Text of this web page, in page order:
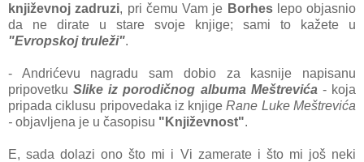
književnoj zadruzi, pri čemu Vam je Borheslepo objasnio
da ne dirate u stare svoje knjige; sami to kažete u
"Evropskoj truleži".
- Andrićevu nagradu sam dobio za kasnije napisanu
pripovetkuSlike iz porodičnog albuma Meštrevića - koja
pripada ciklusu pripovedaka iz knjigeRane Luke Meštrevića
- objavljena je u časopisu "Književnost".
E, sada dolazi ono što mi i Vi zamerate i što mi još neki